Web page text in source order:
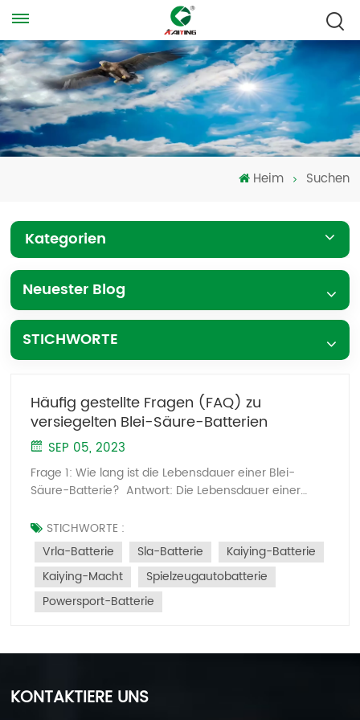
Heim Suchen
Kategorien
Neuester Blog
STICHWORTE
Häufig gestellte Fragen (FAQ) zu
versiegelten Blei-Säure-Batterien
SEP 05, 2023
Frage 1: Wie lang ist die Lebensdauer einer Blei-
Säure-Batterie? Antwort: Die Lebensdauer einer
Nutzungsbedingungen und Wartungsverfahren
bestimmt. Blei-Säure-Batterien können bei
ordnungsgemäßer Verwendung und Wartung in der
Regel 3 bis 5 Jahre halten. Frage 2: Wie verwende
und pflege ich Blei-Säure-Batterien richtig? Antwort:
Die ordnungsgemäße Verwendung und Wartung von
verlängern und die Leistung optimieren. Hier sind ein
und Überladung. Halten Sie die Batterien sauber und
STICHWORTE :
Vrla-Batterie
Sla-Batterie
Kaiying-Batterie
Kaiying-Macht
Spielzeugautobatterie
Powersport-Batterie
KONTAKTIERE UNS